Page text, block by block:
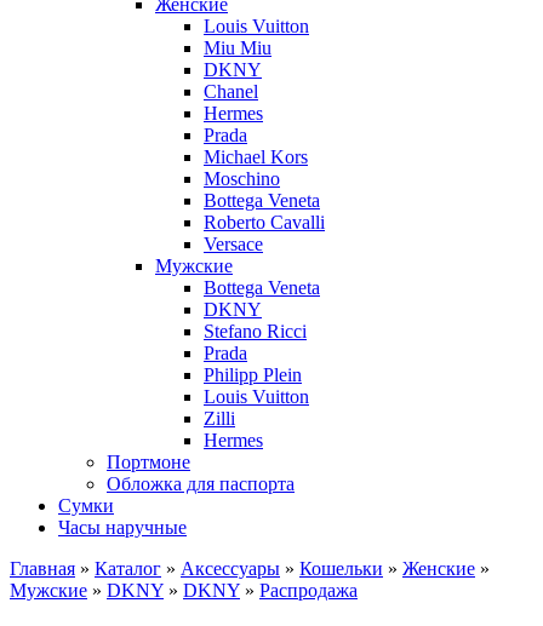
Louis Vuitton
Miu Miu
DKNY
Chanel
Hermes
Prada
Michael Kors
Moschino
Bottega Veneta
Roberto Cavalli
Versace
Мужские
Bottega Veneta
DKNY
Stefano Ricci
Prada
Philipp Plein
Louis Vuitton
Zilli
Hermes
Портмоне
Обложка для паспорта
Сумки
Часы наручные
Главная » Каталог » Аксессуары » Кошельки » Женские »
Мужские » DKNY » DKNY » Распродажа